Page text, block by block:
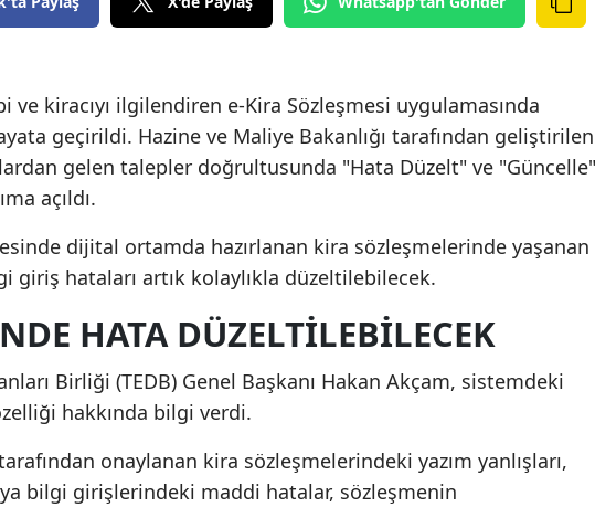
ve kiracıyı ilgilendiren e-Kira Sözleşmesi uygulamasında
geçirildi. Hazine ve Maliye Bakanlığı tarafından geliştirilen
gelen talepler doğrultusunda "Hata Düzelt" ve "Güncelle"
açıldı.
dijital ortamda hazırlanan kira sözleşmelerinde yaşanan
giriş hataları artık kolaylıkla düzeltilebilecek.
HATA DÜZELTİLEBİLECEK
Birliği (TEDB) Genel Başkanı Hakan Akçam, sistemdeki
hakkında bilgi verdi.
onaylanan kira sözleşmelerindeki yazım yanlışları,
bilgi girişlerindeki maddi hatalar, sözleşmenin